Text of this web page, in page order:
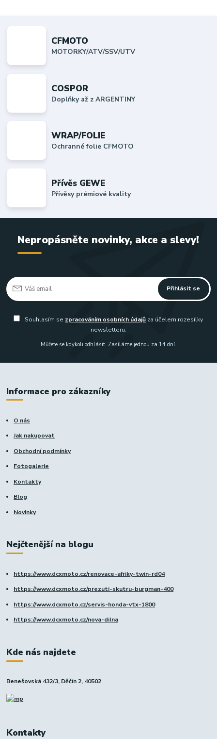
CFMOTO
MOTORKY/ATV/SSV/UTV
COSPOR
Doplňky až z ARGENTINY
WRAP/FOLIE
Ochranné folie CFMOTO
Přívěs GEWE
Přívěsy prémiové kvality
Nepropásněte novinky, akce a slevy!
Přihlásit se
Souhlasím se zpracováním osobních údajů za účelem rozesílky
newsletteru.
Můžete se kdykoli odhlásit. Zasíláme jednou za 14 dní.
Informace pro zákazníky
O nás
Jak nakupovat
Obchodní podmínky
Fotogalerie
Kontakty
Blog
Novinky
Nejčtenější na blogu
https://www.dcxmoto.cz/renovace-afriky-twin-rd04
https://www.dcxmoto.cz/prezuti-skutru-burgman-400
https://www.dcxmoto.cz/servis-honda-vtx-1800
https://www.dcxmoto.cz/nova-dilna
Kde nás najdete
Benešovská 432/3, Děčín 2, 40502
Kontakty